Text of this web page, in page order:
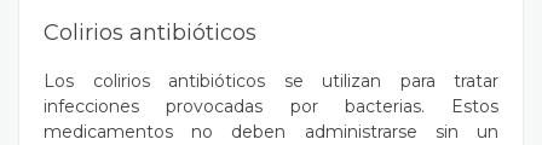
Colirios antibióticos
Los colirios antibióticos se utilizan para tratar
infecciones provocadas por bacterias. Estos
medicamentos no deben administrarse sin un